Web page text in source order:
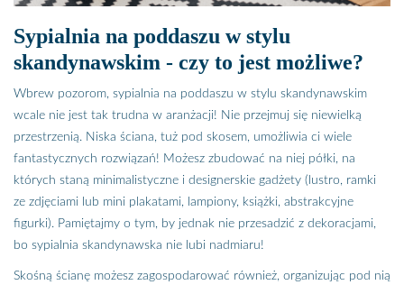
Sypialnia na poddaszu w stylu
skandynawskim - czy to jest możliwe?
Wbrew pozorom, sypialnia na poddaszu w stylu skandynawskim
wcale nie jest tak trudna w aranżacji! Nie przejmuj się niewielką
przestrzenią. Niska ściana, tuż pod skosem, umożliwia ci wiele
fantastycznych rozwiązań! Możesz zbudować na niej półki, na
których staną minimalistyczne i designerskie gadżety (lustro, ramki
ze zdjęciami lub mini plakatami, lampiony, książki, abstrakcyjne
figurki). Pamiętajmy o tym, by jednak nie przesadzić z dekoracjami,
bo sypialnia skandynawska nie lubi nadmiaru!
Skośną ścianę możesz zagospodarować również, organizując pod nią